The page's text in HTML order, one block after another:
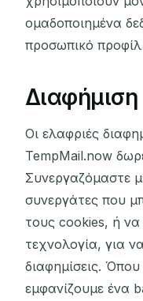
ομαδοποιημένα
προσωπικό προφίλ
Διαφήμιση
Οι ελαφριές
TempMail.now
Συνεργαζόμαστε
συνεργάτες που
τους cookies, ή
τεχνολογία, για
διαφημίσεις.
εμφανίζουμε ένα